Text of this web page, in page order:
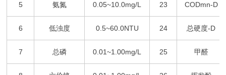
5 氨氮 0.05~10.0mg/L 23 CODmn-D
6 低浊度 0.5~60.0NTU 24 总硬度-D
7 总磷 0.01~1.00mg/L 25 甲醛